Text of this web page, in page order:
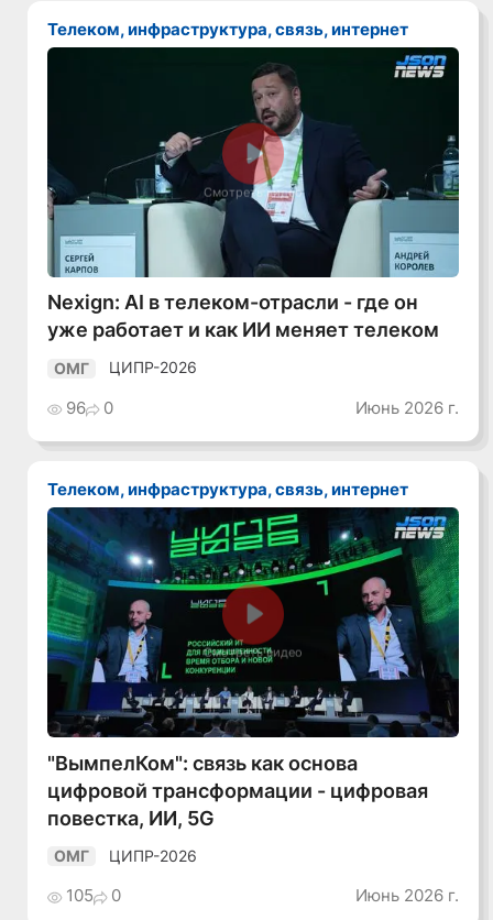
Телеком, инфраструктура, связь, интернет
Смотреть видео
Nexign: AI в телеком-отрасли - где он
уже работает и как ИИ меняет телеком
ОМГ ЦИПР-2026
96 0 Июнь 2026 г.
Телеком, инфраструктура, связь, интернет
Смотреть видео
"ВымпелКом": связь как основа
цифровой трансформации - цифровая
повестка, ИИ, 5G
ОМГ ЦИПР-2026
105 0 Июнь 2026 г.